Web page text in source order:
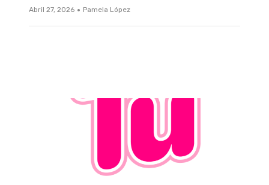
Abril 27, 2026 · Pamela López